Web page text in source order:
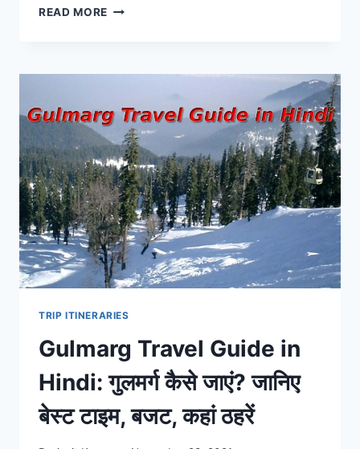
READ MORE SRINAGAR
दिन
घूमें
श्रीनगर,
कहां
ठहरें,
बजट
और
डल
लेक
सहित
घूमने
की
जानें
TRIP ITINERARIES
Gulmarg Travel Guide in
Hindi: गुलमर्ग कैसे जाएं? जानिए
बेस्ट टाइम, बजट, कहां ठहरें